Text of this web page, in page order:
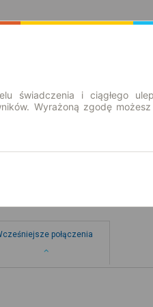
połączenia
świadczenia i ciągłego
Wyrażoną zgodę